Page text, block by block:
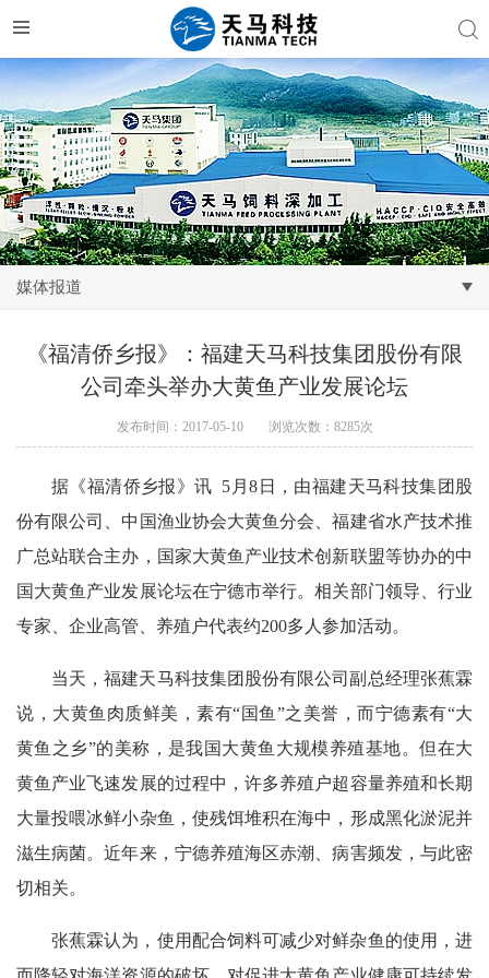
媒体报道
《福清侨乡报》：福建天马科技集团股份有限
公司牵头举办大黄鱼产业发展论坛
发布时间：2017-05-10 浏览次数：8285次
据《福清侨乡报》讯 5 月8 日，由福建天马科技集团股
份有限公司、中国渔业协会大黄鱼分会、福建省水产技术推
广总站联合主办，国家大黄鱼产业技术创新联盟等协办的中
国大黄鱼产业发展论坛在宁德市举行。相关部门领导、行业
专家、企业高管、养殖户代表约200多人参加活动。
当天，福建天马科技集团股份有限公司副总经理张蕉霖
说，大黄鱼肉质鲜美，素有“国鱼”之美誉，而宁德素有“大
黄鱼之乡”的美称，是我国大黄鱼大规模养殖基地。但在大
黄鱼产业飞速发展的过程中，许多养殖户超容量养殖和长期
大量投喂冰鲜小杂鱼，使残饵堆积在海中，形成黑化淤泥并
滋生病菌。近年来，宁德养殖海区赤潮、病害频发，与此密
切相关。
张蕉霖认为，使用配合饲料可减少对鲜杂鱼的使用，进